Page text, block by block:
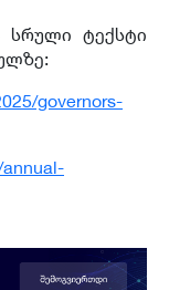
სრული ტექსტი
:
governors-